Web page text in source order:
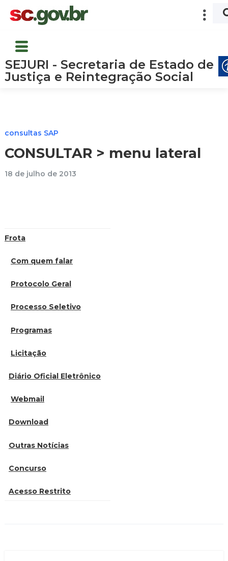
SEJURI - Secretaria de Estado de
Justiça e Reintegração Social
consultas SAP
CONSULTAR > menu lateral
18 de julho de 2013
Frota
Com quem falar
Protocolo Geral
Processo Seletivo
Programas
Licitação
Diário Oficial Eletrônico
Webmail
Download
Outras Notícias
Concurso
Acesso Restrito